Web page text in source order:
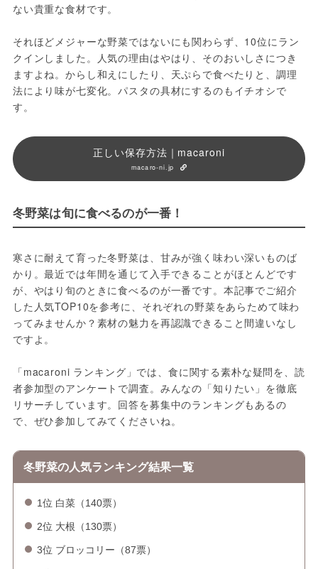
ない貴重な食材です。
それほどメジャーな野菜ではないにも関わらず、10位にラン
クインしました。人気の理由はやはり、そのおいしさにつき
ますよね。からし和えにしたり、天ぷらで食べたりと、調理
法により味が七変化。パスタの具材にするのもイチオシで
す。
正しい保存方法｜macaroni
macaro-ni.jp
冬野菜は旬に食べるのが一番！
寒さに耐えて育った冬野菜は、甘みが強く味わい深いものば
かり。最近では年間を通じて入手できることがほとんどです
が、やはり旬のときに食べるのが一番です。本記事でご紹介
した人気TOP10を参考に、それぞれの野菜をあらためて味わ
ってみませんか？素材の魅力を再認識できること間違いなし
ですよ。
「macaroni ランキング」では、食に関する素朴な疑問を、読
者参加型のアンケートで調査。みんなの「知りたい」を徹底
リサーチしています。回答を募集中のランキングもあるの
で、ぜひ参加してみてくださいね。
冬野菜の人気ランキング結果一覧
1位 白菜（140票）
2位 大根（130票）
3位 ブロッコリー（87票）